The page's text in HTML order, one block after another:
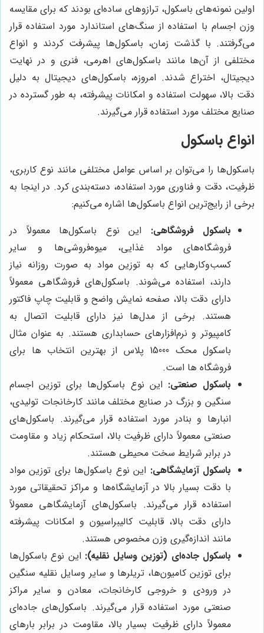
اولین نمونه‌های باسکول، ترازوهای ساده‌ای بودند که برای مقایسه
وزن اجسام با استفاده از سنگ‌های استاندارد مورد استفاده قرار
می‌گرفتند. با گذشت زمان، باسکول‌ها پیشرفت کردند و انواع
مختلفی از آن‌ها مانند باسکول‌های اهرمی، فنری و در نهایت
دیجیتال، اختراع شدند. امروزه، باسکول‌های دیجیتال به دلیل
دقت بالا، سهولت استفاده و امکانات پیشرفته، به طور گسترده در
صنایع مختلف مورد استفاده قرار می‌گیرند.
انواع باسکول
باسکول‌ها را می‌توان بر اساس عوامل مختلفی مانند نوع کاربری،
ظرفیت، دقت و فناوری مورد استفاده، دسته‌بندی کرد. در اینجا به
برخی از رایج‌ترین انواع باسکول‌ها اشاره می‌کنیم:
باسکول فروشگاهی: این نوع باسکول‌ها معمولاً در
فروشگاه‌های مواد غذایی، میوه‌فروشی‌ها و سایر
کسب‌وکارهایی که به توزین مواد به صورت روزانه نیاز
دارند، استفاده می‌شوند. باسکول‌های فروشگاهی معمولاً
دارای دقت بالا، صفحه نمایش واضح و قابلیت چاپ فاکتور
هستند. برخی از مدل‌ها نیز دارای قابلیت اتصال به
کامپیوتر و نرم‌افزارهای حسابداری هستند. به عنوان مثال
باسکول محک 15000 پلاس از بهترین انتخاب ها برای
فروشگاه ها است.
باسکول صنعتی: این نوع باسکول‌ها برای توزین اجسام
سنگین و بزرگ در صنایع مختلف مانند کارخانجات تولیدی،
انبارها و بنادر مورد استفاده قرار می‌گیرند. باسکول‌های
صنعتی معمولاً دارای ظرفیت بالا، استحکام زیاد و مقاومت
در برابر شرایط سخت محیطی هستند.
باسکول آزمایشگاهی: این نوع باسکول‌ها برای توزین مواد
با دقت بسیار بالا در آزمایشگاه‌ها و مراکز تحقیقاتی مورد
استفاده قرار می‌گیرند. باسکول‌های آزمایشگاهی معمولاً
دارای دقت بالا، قابلیت کالیبراسیون و امکانات پیشرفته
مانند اندازه‌گیری وزن مخصوص هستند.
باسکول جاده‌ای (توزین وسایل نقلیه): این نوع باسکول‌ها
برای توزین کامیون‌ها، تریلرها و سایر وسایل نقلیه سنگین
در ورودی و خروجی کارخانجات، معادن و سایر مراکز
صنعتی مورد استفاده قرار می‌گیرند. باسکول‌های جاده‌ای
معمولاً دارای ظرفیت بسیار بالا، مقاومت در برابر بارهای